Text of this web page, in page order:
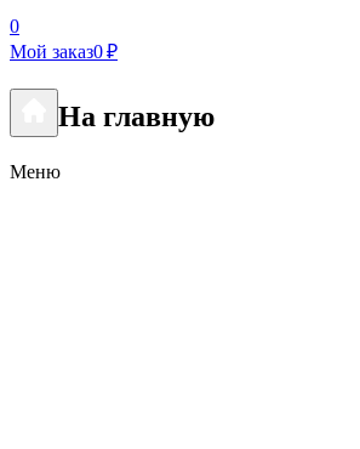
0
Мой заказ0 ₽
На главную
Меню